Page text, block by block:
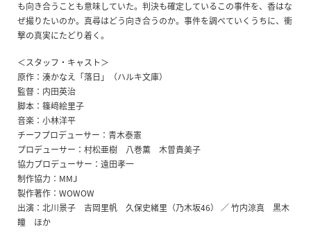
も向き合うことも意味していた。判決も確定しているこの事件を、香はな
ぜ撮りたいのか。真尋はどう向き合うのか。事件を調べていくうちに、衝
撃の真実にたどり着く。
＜スタッフ・キャスト＞
原作：湊かなえ「落日」（ハルキ文庫）
監督：内田英治
脚本：篠﨑絵里子
音楽：小林洋平
チーフプロデューサー：青木泰憲
プロデューサー：村松亜樹 八巻薫 木曽貴美子
協力プロデューサー：遠田孝一
制作協力：MMJ
製作著作：WOWOW
出演：北川景子 吉岡里帆 久保史緒里（乃木坂46） ／ 竹内涼真 黒木
瞳 ほか